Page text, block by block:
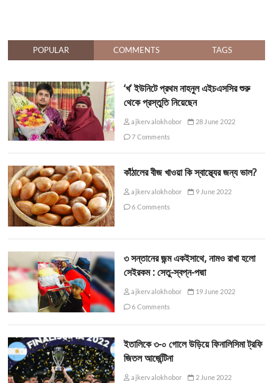
POPULAR COMMENTS TAGS
‘খ’ ইউনিটে প্রথম নাহনুল এইচএসসির শুরু
থেকে প্রস্তুতি নিয়েছেন
ajkervalokhobor
28 June 2022
7 Comments
কাঁঠালের বীজ খাওয়া কি স্বাস্থ্যের জন্য ভাল?
ajkervalokhobor
9 June 2022
6 Comments
৩ সন্তানের জন্ম একইসাথে, নামও রাখা হলো
সেইরকম : সেতু-স্বপ্ন-পদ্মা
ajkervalokhobor
19 June 2022
6 Comments
ইতালিকে ৩-০ গোলে উড়িয়ে ফিনালিসিমা ট্রফি
জিতল আর্জেন্টিনা
ajkervalokhobor
2 June 2022